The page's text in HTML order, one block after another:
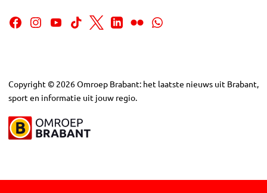
Copyright © 2026Omroep Brabant: het laatste nieuws uit Brabant,
sport en informatie uit jouw regio.